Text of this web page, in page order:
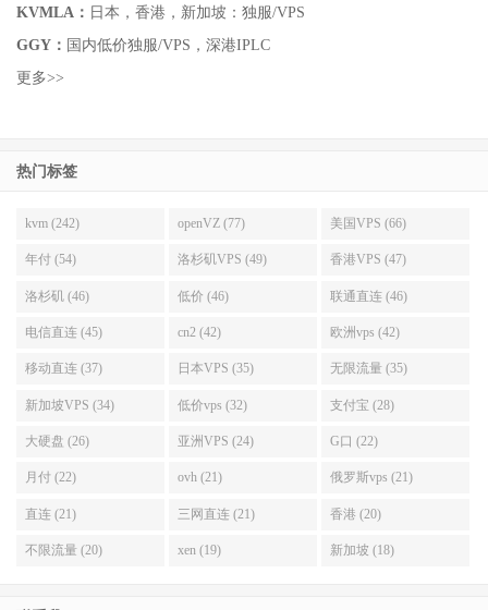
KVMLA： 日本，香港，新加坡：独服/VPS
GGY： 国内低价独服/VPS，深港IPLC
更多>>
热门标签
kvm (242) openVZ (77) 美国VPS (66)
年付 (54) 洛杉矶VPS (49) 香港VPS (47)
洛杉矶 (46) 低价 (46) 联通直连 (46)
电信直连 (45) cn2 (42) 欧洲vps (42)
移动直连 (37) 日本VPS (35) 无限流量 (35)
新加坡VPS (34) 低价vps (32) 支付宝 (28)
大硬盘 (26) 亚洲VPS (24) G口 (22)
月付 (22) ovh (21) 俄罗斯vps (21)
直连 (21) 三网直连 (21) 香港 (20)
不限流量 (20) xen (19) 新加坡 (18)